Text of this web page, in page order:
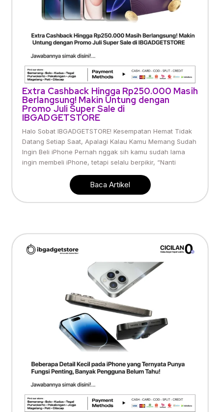
Extra Cashback Hingga Rp250.000 Masih
Berlangsung! Makin Untung dengan
Promo Juli Super Sale di
IBGADGETSTORE
Halo Sobat IBGADGETSTORE! Kesempatan Hemat Tidak
Datang Setiap Saat, Apalagi Kalau Kamu Memang Sudah
Ingin Beli iPhone Pernah nggak sih kamu sudah lama
ingin membeli iPhone, tetapi selalu berpikir, “Nanti
Baca Artikel